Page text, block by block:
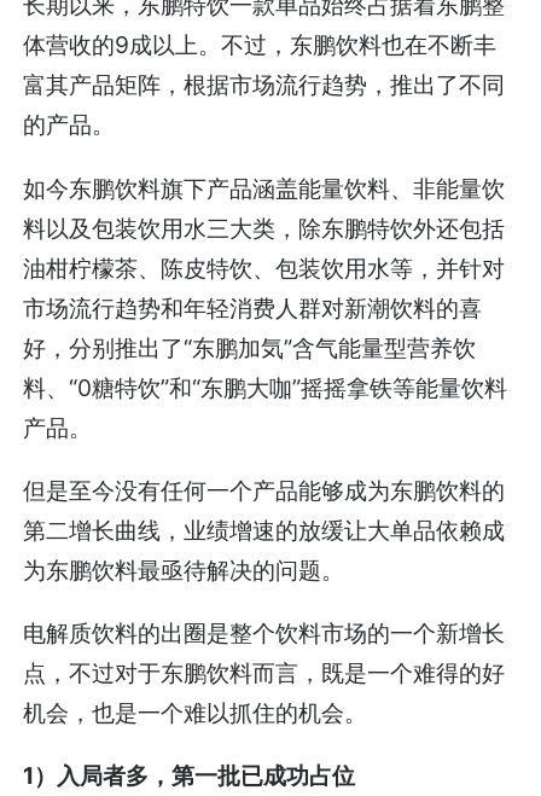
体营收的9成以上。不过，东鹏饮料也在不断丰
富其产品矩阵，根据市场流行趋势，推出了不同
的产品。
如今东鹏饮料旗下产品涵盖能量饮料、非能量饮
料以及包装饮用水三大类，除东鹏特饮外还包括
油柑柠檬茶、陈皮特饮、包装饮用水等，并针对
市场流行趋势和年轻消费人群对新潮饮料的喜
好，分别推出了“东鹏加気”含气能量型营养饮
料、“0糖特饮”和“东鹏大咖”摇摇拿铁等能量饮料
产品。
但是至今没有任何一个产品能够成为东鹏饮料的
第二增长曲线，业绩增速的放缓让大单品依赖成
为东鹏饮料最亟待解决的问题。
电解质饮料的出圈是整个饮料市场的一个新增长
点，不过对于东鹏饮料而言，既是一个难得的好
机会，也是一个难以抓住的机会。
1）入局者多，第一批已成功占位